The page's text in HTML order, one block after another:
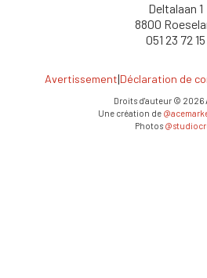
Deltalaan 1
8800
051 23 72 15
Avertissement|Déclaration de
Droits d'auteur © 2026
Une création de
Photos